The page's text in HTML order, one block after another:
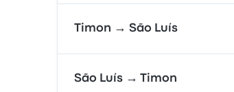
Timon → São Luís
São Luís → Timon